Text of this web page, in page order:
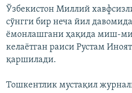
Ўзбекистон Миллий
сўнгги бир неча йил
ёмонлашгани ҳақида миш-
келаётган раиси Рустам
қаршилади.
Тошкентлик мустақил